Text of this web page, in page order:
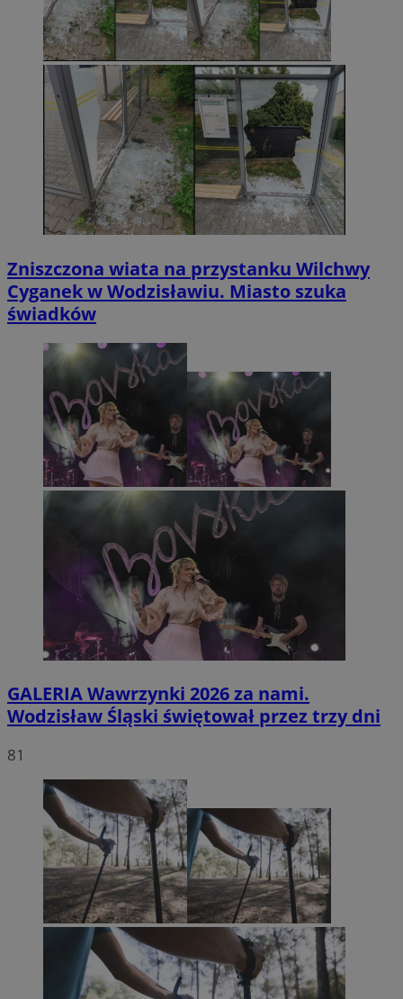
Zniszczona wiata na przystanku Wilchwy
Cyganek w Wodzisławiu. Miasto szuka
świadków
GALERIAWawrzynki 2026 za nami.
Wodzisław Śląski świętował przez trzy dni
81